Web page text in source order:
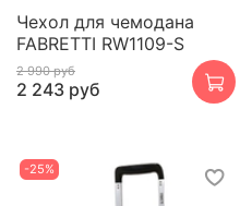
Чехол для чемодана
FABRETTI RW1109-S
2 990 руб
2 243 руб
-25%